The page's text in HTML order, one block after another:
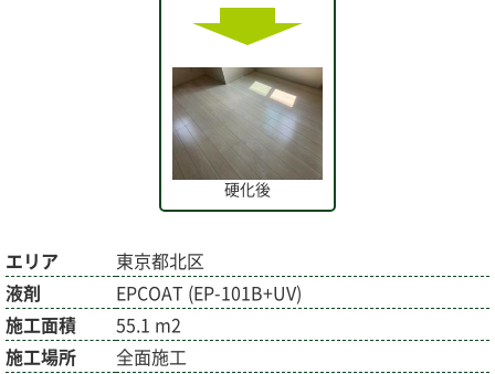
硬化後
エリア
東京都北区
液剤
EPCOAT (EP-101B+UV)
施工面積
55.1 m2
施工場所
全面施工